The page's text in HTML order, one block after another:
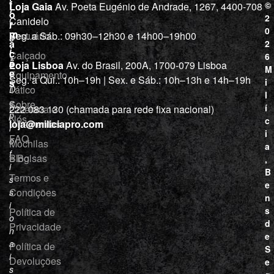
l
í
c
i
a
“
D
e
p
r
o
f
i
s
s
i
o
n
a
i
s
j
a
Vestuário
Calçado
Equipamento
Tático
Cutelaria e
ferramentas
Mochilas
e Bolsas
f
o
r
m
a
ç
õ
e
s
Sobre
Nós
FAQ
Blog
Termos e
Condições
Política de
Privacidade
Política de
Devoluções
Loja GaiaAv. Poeta Eugénio de Andrade, 1267, 4400-708
Canidelo
Seg. a Sáb.: 09h30–12h30 e 14h00–19h00
Loja LisboaAv. do Brasil, 200A, 1700-079 Lisboa
Seg. a Qui.: 10h–19h | Sex. e Sáb.: 10h–13h e 14h–19h
222 083 130 (chamada para rede fixa nacional)
loja@miliciapro.com
©
2
0
2
6
M
i
l
í
c
i
a
,
B
e
n
s
d
e
S
e